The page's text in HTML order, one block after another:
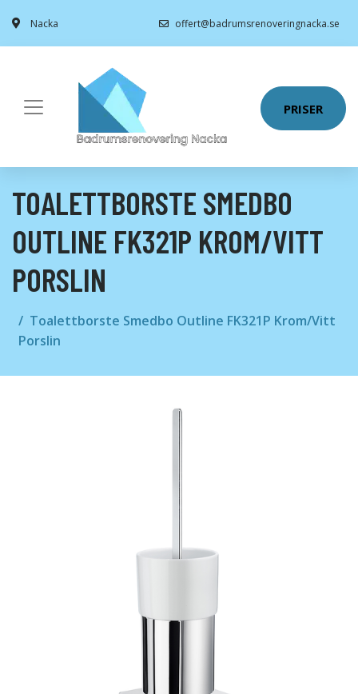
Nacka offert@badrumsrenoveringnacka.se
PRISER
TOALETTBORSTE SMEDBO
OUTLINE FK321P KROM/VITT
PORSLIN
Toalettborste Smedbo Outline FK321P Krom/Vitt
Porslin